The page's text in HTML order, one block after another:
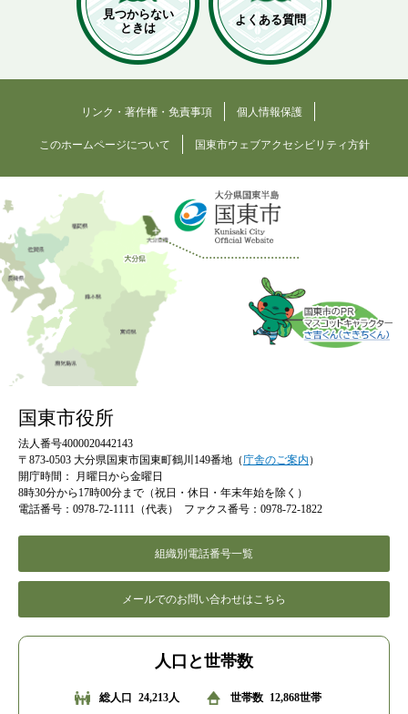
見つからない
ときは
よくある質問
リンク・著作権・免責事項 個人情報保護
このホームページについて 国東市ウェブアクセシビリティ方針
国東市役所
法人番号4000020442143
〒873-0503 大分県国東市国東町鶴川149番地（ 庁舎のご案内 ）
開庁時間：
月曜日から金曜日
8時30分から17時00分まで（祝日・休日・年末年始を除く）
電話番号：0978-72-1111（代表）
ファクス番号：0978-72-1822
組織別電話番号一覧
メールでのお問い合わせはこちら
人口と世帯数
総人口 24,213人 世帯数 12,868世帯